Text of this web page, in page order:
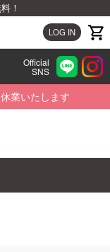
！
LOG IN
Official
SNS
業いたします